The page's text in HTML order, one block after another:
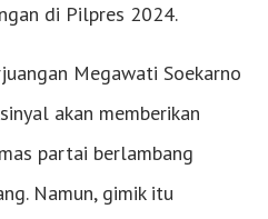
di Pilpres 2024.
Megawati Soekarno
akan memberikan
partai berlambang
Namun, gimik itu